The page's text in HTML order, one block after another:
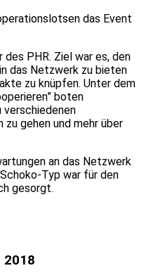
das Event
PHR. Ziel war es, den
das Netzwerk zu bieten
zu knüpfen. Unter dem
boten
gehen und mehr über
an das Netzwerk
Typ war für den
gesorgt.
2018